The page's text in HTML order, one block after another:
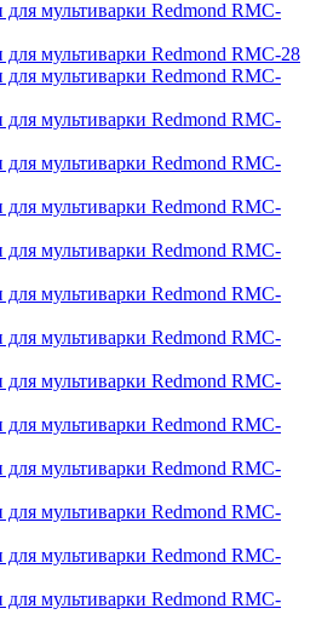
для мультиварки Redmond RMC-
для мультиварки Redmond RMC-28
для мультиварки Redmond RMC-
для мультиварки Redmond RMC-
для мультиварки Redmond RMC-
для мультиварки Redmond RMC-
для мультиварки Redmond RMC-
для мультиварки Redmond RMC-
для мультиварки Redmond RMC-
для мультиварки Redmond RMC-
для мультиварки Redmond RMC-
для мультиварки Redmond RMC-
для мультиварки Redmond RMC-
для мультиварки Redmond RMC-
для мультиварки Redmond RMC-